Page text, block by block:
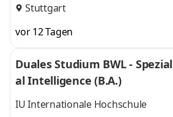
Stuttgart
vor 12 Tagen
Duales Studium BWL -
al Intelligence (B.A.)
IU Internationale Hochschule